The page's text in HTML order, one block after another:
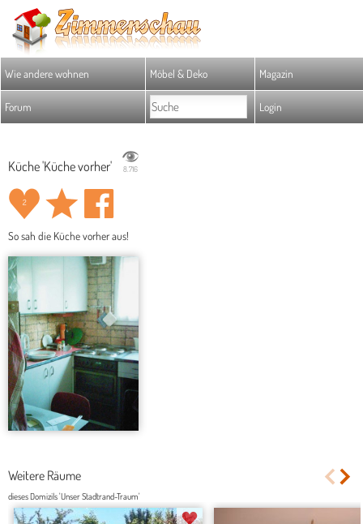
Wie andere wohnen Möbel & Deko Magazin
Forum Login
Küche 'Küche vorher' 8.716
2
So sah die Küche vorher aus!
Weitere Räume
dieses Domizils 'Unser Stadtrand-Traum'